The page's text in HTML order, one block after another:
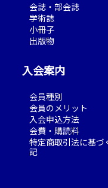
会誌・部会誌
学術誌
小冊子
出版物
入会案内
会員種別
会員のメリット
入会申込方法
会費・購読料
特定商取引法に基づ
記